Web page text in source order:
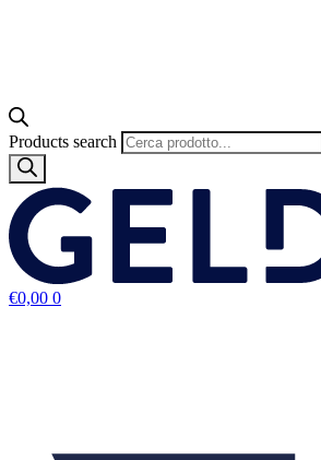
Products search
€0,00 0